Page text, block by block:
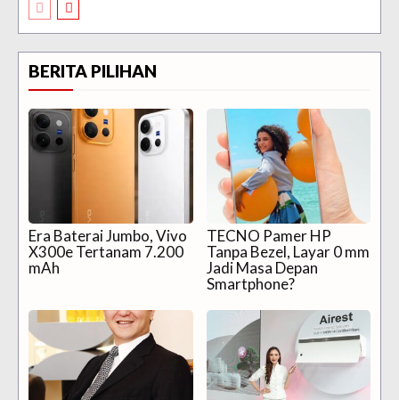
BERITA PILIHAN
Era Baterai Jumbo, Vivo
X300e Tertanam 7.200
mAh
TECNO Pamer HP
Tanpa Bezel, Layar 0 mm
Jadi Masa Depan
Smartphone?